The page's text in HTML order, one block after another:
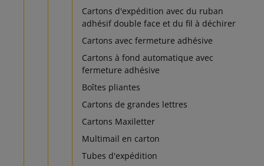
Cartons d'expédition avec du ruban
adhésif double face et du fil à déchirer
Cartons avec fermeture adhésive
Cartons à fond automatique avec
fermeture adhésive
Boîtes pliantes
Cartons de grandes lettres
Cartons Maxiletter
Multimail en carton
Tubes d'expédition